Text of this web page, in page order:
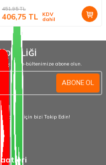
451,95TL
406,75 TL KDV
dahil
için e-bültenimize abone olun.
ABONE OL
olmak için bizi Takip Edin!